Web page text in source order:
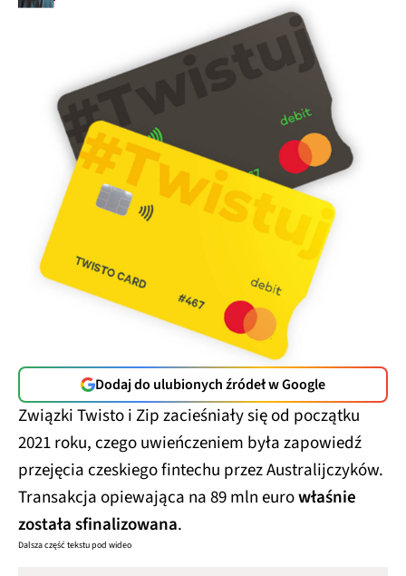
Dodaj do ulubionych źródeł w Google
Związki Twisto i Zip zacieśniały się od początku
2021 roku, czego uwieńczeniem była zapowiedź
przejęcia czeskiego fintechu przez Australijczyków.
Transakcja opiewająca na 89 mln eurowłaśnie
została sfinalizowana.
Dalsza część tekstu pod wideo